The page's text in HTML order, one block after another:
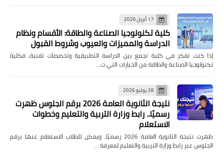
17 أبريل 2026
كلية تكنولوجيا الصناعة والطاقة: الأقسام ونظام
الدراسة والمميزات والعيوب وشروط القبول
إذا كنت تفكر في كلية تجمع بين الدراسة التطبيقية وتخصصات تقنية، فكلية
تكنولوجيا الصناعة والطاقة من الخيارات التي ت…
28 يوليو 2026
نتيجة الثانوية العامة 2026 برقم الجلوس ظهرت
رسميًا.. رابط وزارة التربية والتعليم وخطوات
الاستعلام
ظهرت نتيجة الثانوية العامة 2026 رسميًا، ويمكن للطلاب الاستعلام عنها برقم
الجلوس عبر رابط وزارة التربية والتعليم لمعرفة …